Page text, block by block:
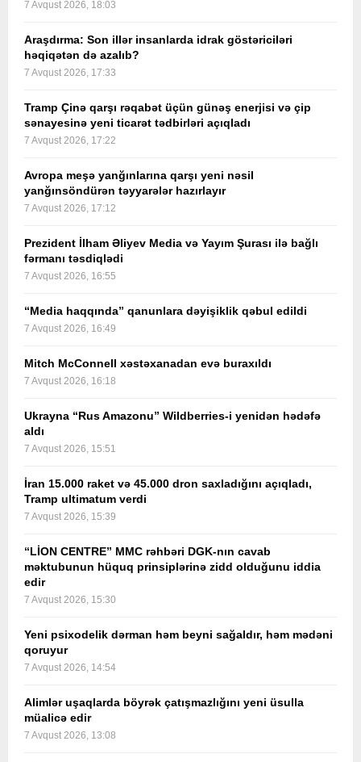
7 Avqust 2026, 18:03
Araşdırma: Son illər insanlarda idrak göstəriciləri
həqiqətən də azalıb?
7 Avqust 2026, 17:33
Tramp Çinə qarşı rəqabət üçün günəş enerjisi və çip
sənayesinə yeni ticarət tədbirləri açıqladı
7 Avqust 2026, 17:22
Avropa meşə yanğınlarına qarşı yeni nəsil
yanğınsöndürən təyyarələr hazırlayır
7 Avqust 2026, 17:12
Prezident İlham Əliyev Media və Yayım Şurası ilə bağlı
fərmanı təsdiqlədi
7 Avqust 2026, 16:55
“Media haqqında” qanunlara dəyişiklik qəbul edildi
7 Avqust 2026, 16:49
Mitch McConnell xəstəxanadan evə buraxıldı
7 Avqust 2026, 16:18
Ukrayna “Rus Amazonu” Wildberries-i yenidən hədəfə
aldı
7 Avqust 2026, 15:51
İran 15.000 raket və 45.000 dron saxladığını açıqladı,
Tramp ultimatum verdi
7 Avqust 2026, 15:39
“LİON CENTRE” MMC rəhbəri DGK-nın cavab
məktubunun hüquq prinsiplərinə zidd olduğunu iddia
edir
7 Avqust 2026, 15:30
Yeni psixodelik dərman həm beyni sağaldır, həm mədəni
qoruyur
7 Avqust 2026, 14:54
Alimlər uşaqlarda böyrək çatışmazlığını yeni üsulla
müalicə edir
7 Avqust 2026, 13:08